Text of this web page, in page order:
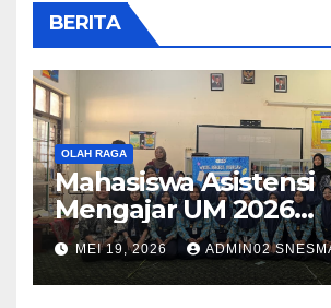
BERITA
OLAH RAGA
Mahasiswa Asistensi
Mengajar UM 2026
Menggelar
Bersama Kru Majalah
Negeri 1 Magetan
MEI 19, 2026 ADMIN02